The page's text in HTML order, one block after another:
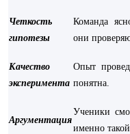
Четкость
гипотезы
Команда
они
Качество
эксперимента
Опыт
понятна.
Аргументация
Ученики
именно